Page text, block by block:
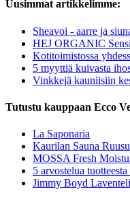
Uusimmat artikkelimme:
Sheavoi - aarre ja
HEJ ORGANIC
Kotitoimistossa
5 myyttiä kuivasta
Vinkkejä kauniisiin
Tutustu kauppaan Ecco
La Saponaria
Kaurilan Sauna
MOSSA Fresh
5 arvostelua
Jimmy Boyd